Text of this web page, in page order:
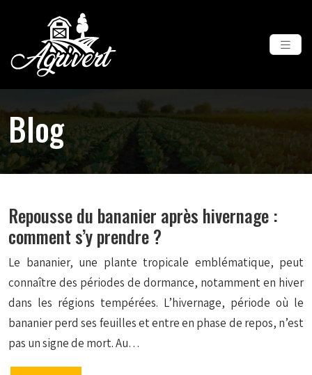
Blog
Repousse du bananier après hivernage :
comment s’y prendre ?
Le bananier, une plante tropicale emblématique, peut
connaître des périodes de dormance, notamment en hiver
dans les régions tempérées. L’hivernage, période où le
bananier perd ses feuilles et entre en phase de repos, n’est
pas un signe de mort. Au…